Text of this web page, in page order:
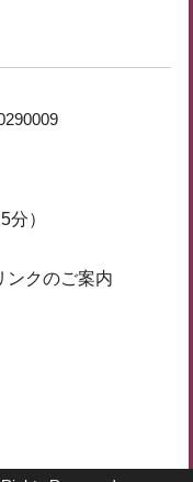
分）
ンクのご案内